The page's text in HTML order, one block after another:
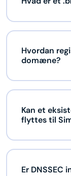
Hvordan
domæne?
Kan et
flyttes til
Er DNSSEC